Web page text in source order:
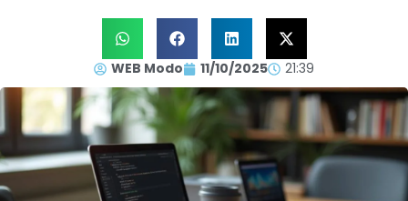
WEB Modo 11/10/2025 21:39